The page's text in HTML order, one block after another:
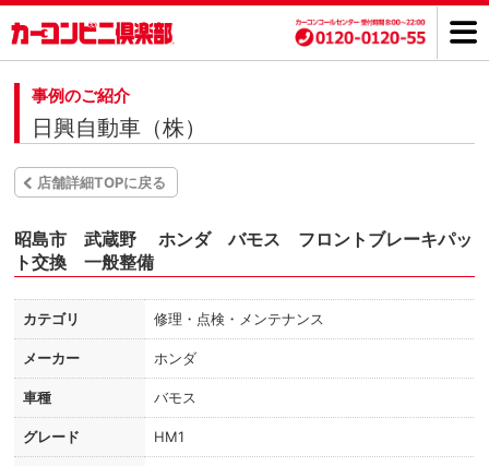
事例のご紹介
日興自動車（株）
店舗詳細TOPに戻る
昭島市 武蔵野 ホンダ バモス フロントブレーキパッ
ト交換 一般整備
カテゴリ 修理・点検・メンテナンス
メーカー ホンダ
車種 バモス
グレード HM1